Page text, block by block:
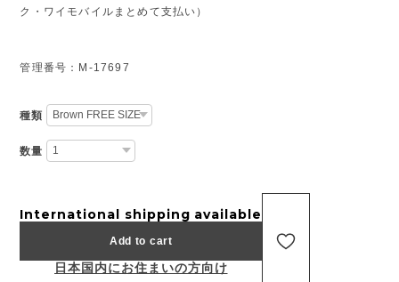
ク・ワイモバイルまとめて支払い）
管理番号：M-17697
種類
数量
International shipping available
Add to cart
日本国内にお住まいの方向け